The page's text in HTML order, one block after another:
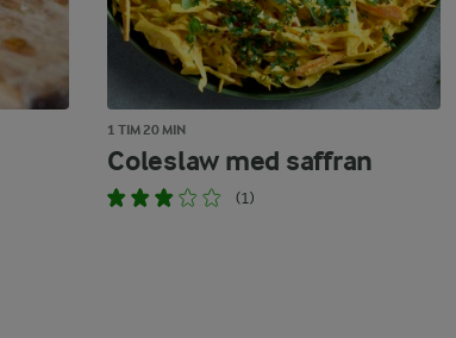
1 TIM 20 MIN
Coleslaw med saffran
(1)